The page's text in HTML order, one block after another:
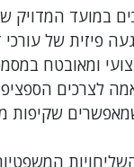
במועד המדויק
פיזית של עורכי
ומאובטח
לצרכים
שקיפות